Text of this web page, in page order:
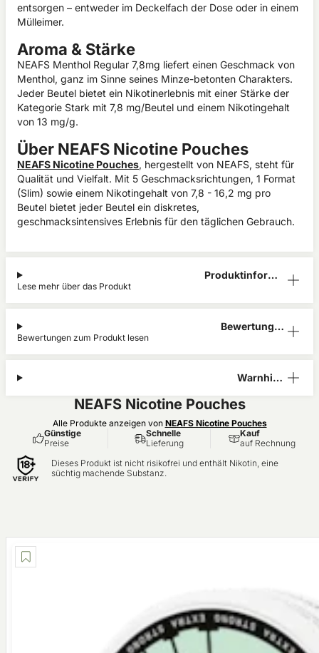
entsorgen – entweder im Deckelfach der Dose oder in einem
Mülleimer.
Aroma & Stärke
NEAFS Menthol Regular 7,8mg liefert einen Geschmack von
Menthol, ganz im Sinne seines Minze-betonten Charakters.
Jeder Beutel bietet ein Nikotinerlebnis mit einer Stärke der
Kategorie Stark mit 7,8 mg/Beutel und einem Nikotingehalt
von 13 mg/g.
Über NEAFS Nicotine Pouches
NEAFS Nicotine Pouches, hergestellt von NEAFS, steht für
Qualität und Vielfalt. Mit 5 Geschmacksrichtungen, 1 Format
(Slim) sowie einem Nikotingehalt von 7,8 - 16,2 mg pro
Beutel bietet jeder Beutel ein diskretes,
geschmacksintensives Erlebnis für den täglichen Gebrauch.
Produktinform
Lese mehr über das Produkt
Bewertunge
Bewertungen zum Produkt lesen
Warnhinw
NEAFS Nicotine Pouches
Alle Produkte anzeigen von NEAFS Nicotine Pouches
Günstige
Preise
Schnelle
Lieferung
Kauf
auf Rechnung
Dieses Produkt ist nicht risikofrei und enthält Nikotin, eine
süchtig machende Substanz.